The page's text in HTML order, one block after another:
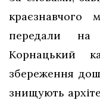
передали на
Корнацький
збереження
знищують